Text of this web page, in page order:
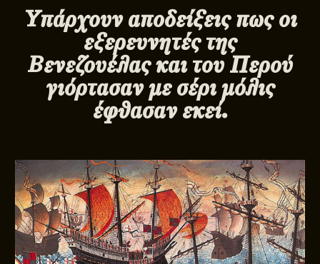
Yπάρχουν αποδείξεις πως οι
εξερευνητές της
Βενεζουέλας και του Περού
γιόρτασαν με σέρι μόλις
έφθασαν εκεί.